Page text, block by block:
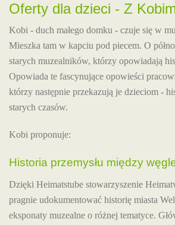
Oferty dla dzieci - Z
Kobi - duch małego domku - czuje się w
Mieszka tam w kapciu pod piecem. O
starych muzealników, którzy opowiadają
Opowiada te fascynujące opowieści
którzy następnie przekazują je dzieciom -
starych czasów.
Kobi proponuje:
Historia przemysłu między
Dzięki Heimatstube stowarzyszenie
pragnie udokumentować historię miasta
eksponaty muzealne o różnej tematyce.